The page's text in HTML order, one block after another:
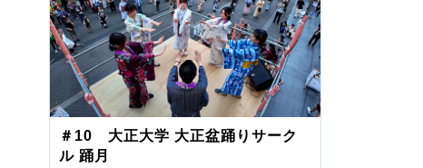
＃10 大正大学 大正盆踊りサーク
ル 踊月